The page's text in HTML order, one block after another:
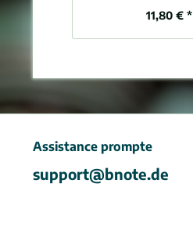
11,80 € *
Assistance prompte
support@bnote.de